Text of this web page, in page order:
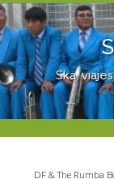
Ska,
DF & The Rumba